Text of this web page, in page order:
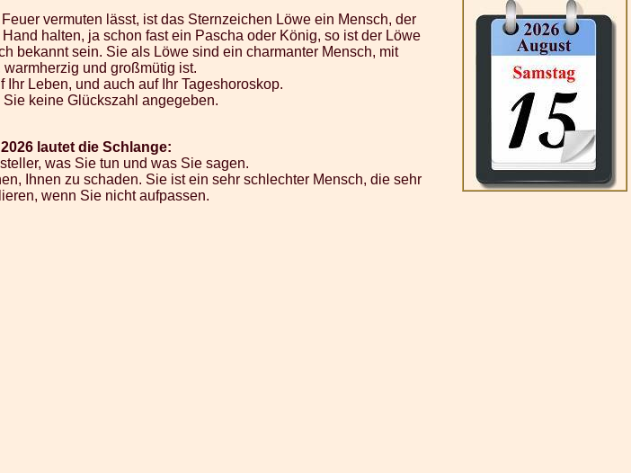
vermuten lässt, ist das Sternzeichen Löwe ein Mensch, der
halten, ja schon fast ein Pascha oder König, so ist der Löwe
bekannt sein. Sie als Löwe sind ein charmanter Mensch, mit
warmherzig und großmütig ist.
Ihr Leben, und auch auf Ihr Tageshoroskop.
keine Glückszahl angegeben.
lautet die Schlange:
was Sie tun und was Sie sagen.
Ihnen zu schaden. Sie ist ein sehr schlechter Mensch, die sehr
wenn Sie nicht aufpassen.